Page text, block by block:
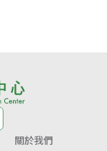
關於我們